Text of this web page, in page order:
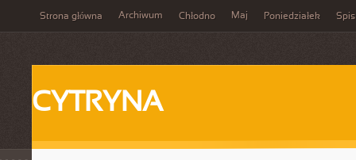
Strona główna Archiwum Chłodno Maj Poniedziałek Spis
CYTRYNA